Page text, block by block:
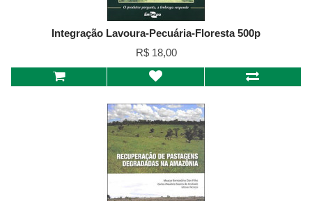
Integração Lavoura-Pecuária-Floresta 500p
R$ 18,00